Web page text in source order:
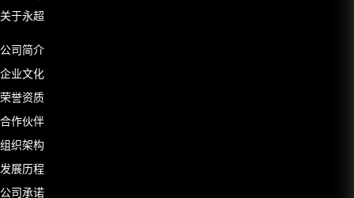
关于永超
公司简介
企业文化
荣誉资质
合作伙伴
组织架构
发展历程
公司承诺